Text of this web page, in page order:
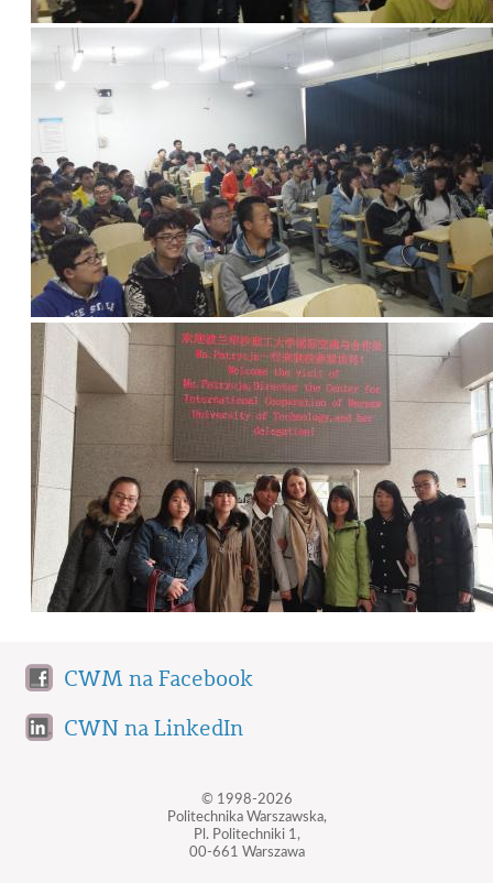
CWM na Facebook
CWN na LinkedIn
© 1998-2026
Politechnika Warszawska,
Pl. Politechniki 1,
00-661 Warszawa